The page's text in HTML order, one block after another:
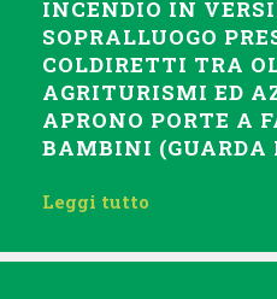
INCENDIO IN
SOPRALLUOGO
COLDIRETTI TRA
AGRITURISMI ED
APRONO PORTE A
BAMBINI (GUARDA
Leggi tutto